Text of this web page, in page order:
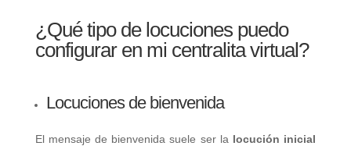
¿Qué tipo de locuciones puedo
configurar en mi centralita virtual?
Locuciones de bienvenida
El mensaje de bienvenida suele ser la locución inicial